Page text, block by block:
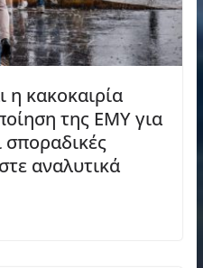
η κακοκαιρία
της ΕΜΥ για
σποραδικές
αναλυτικά